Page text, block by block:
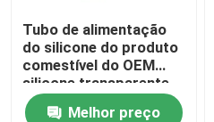
Tubo de alimentação
do silicone do produto
comestível do OEM
silicone transparente
do tubo de estômago
Melhor preço